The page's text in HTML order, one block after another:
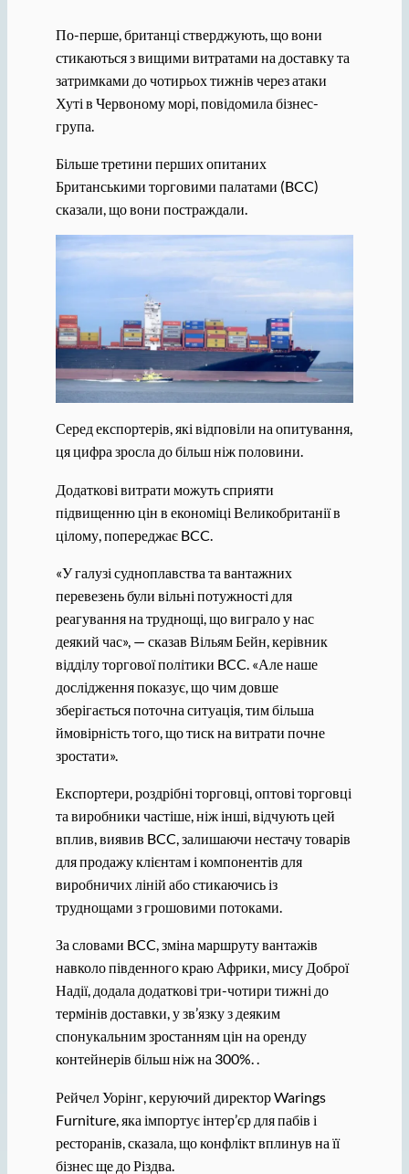
По-перше, британці стверджують, що вони
стикаються з вищими витратами на доставку та
затримками до чотирьох тижнів через атаки
Хуті в Червоному морі, повідомила бізнес-
група.
Більше третини перших опитаних
Британськими торговими палатами (BCC)
сказали, що вони постраждали.
Серед експортерів, які відповіли на опитування,
ця цифра зросла до більш ніж половини.
Додаткові витрати можуть сприяти
підвищенню цін в економіці Великобританії в
цілому, попереджає BCC.
«У галузі судноплавства та вантажних
перевезень були вільні потужності для
реагування на труднощі, що виграло у нас
деякий час», — сказав Вільям Бейн, керівник
відділу торгової політики BCC. «Але наше
дослідження показує, що чим довше
зберігається поточна ситуація, тим більша
ймовірність того, що тиск на витрати почне
зростати».
Експортери, роздрібні торговці, оптові торговці
та виробники частіше, ніж інші, відчують цей
вплив, виявив BCC, залишаючи нестачу товарів
для продажу клієнтам і компонентів для
виробничих ліній або стикаючись із
труднощами з грошовими потоками.
За словами BCC, зміна маршруту вантажів
навколо південного краю Африки, мису Доброї
Надії, додала додаткові три-чотири тижні до
термінів доставки, у зв’язку з деяким
спонукальним зростанням цін на оренду
контейнерів більш ніж на 300%. .
Рейчел Уорінг, керуючий директор Warings
Furniture, яка імпортує інтер’єр для пабів і
ресторанів, сказала, що конфлікт вплинув на її
бізнес ще до Різдва.